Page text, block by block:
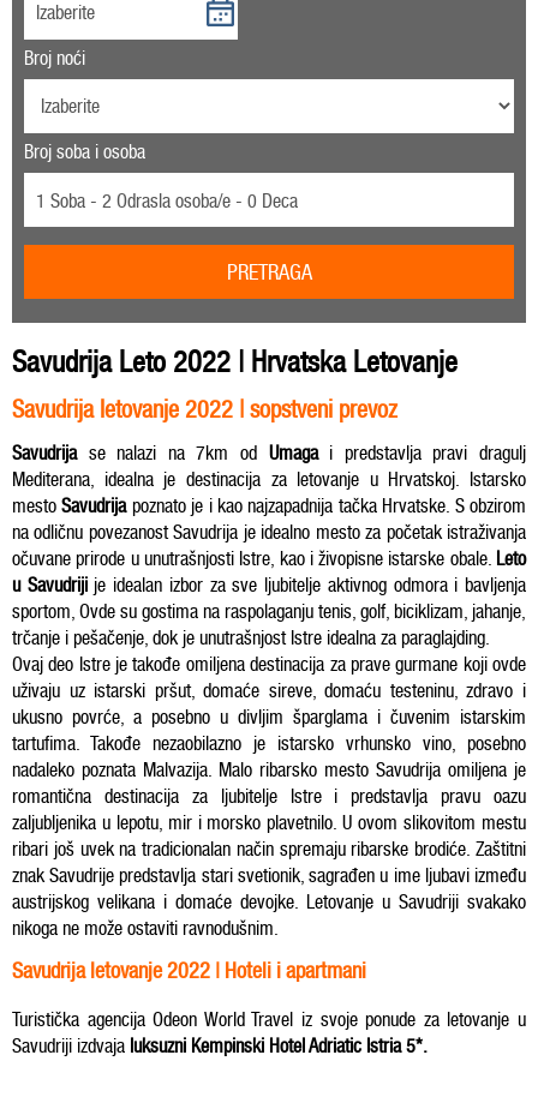
Broj noći
Broj soba i osoba
1 Soba - 2 Odrasla osoba/e - 0 Deca
PRETRAGA
Savudrija Leto 2022 | Hrvatska Letovanje
Savudrija letovanje 2022 | sopstveni prevoz
Savudrijase nalazi na 7km od Umagai predstavlja pravi dragulj
Mediterana, idealna je destinacija za letovanje u Hrvatskoj. Istarsko
mesto Savudrijapoznato je i kao najzapadnija tačka Hrvatske. S obzirom
na odličnu povezanost Savudrija je idealno mesto za početak istraživanja
očuvane prirode u unutrašnjosti Istre, kao i živopisne istarske obale. Leto
u Savudriji je idealan izbor za sve ljubitelje aktivnog odmora i bavljenja
sportom, Ovde su gostima na raspolaganju tenis, golf, biciklizam, jahanje,
trčanje i pešačenje, dok je unutrašnjost Istre idealna za paraglajding.
Ovaj deo Istre je takođe omiljena destinacija za prave gurmane koji ovde
uživaju uz istarski pršut, domaće sireve, domaću testeninu, zdravo i
ukusno povrće, a posebno u divljim šparglama i čuvenim istarskim
tartufima. Takođe nezaobilazno je istarsko vrhunsko vino, posebno
nadaleko poznata Malvazija. Malo ribarsko mesto Savudrija omiljena je
romantična destinacija za ljubitelje Istre i predstavlja pravu oazu
zaljubljenika u lepotu, mir i morsko plavetnilo. U ovom slikovitom mestu
ribari još uvek na tradicionalan način spremaju ribarske brodiće. Zaštitni
znak Savudrije predstavlja stari svetionik, sagrađen u ime ljubavi između
austrijskog velikana i domaće devojke. Letovanje u Savudriji svakako
nikoga ne može ostaviti ravnodušnim.
Savudrija letovanje 2022 | Hoteli i apartmani
Turistička agencija Odeon World Travel iz svoje ponude za letovanje u
Savudriji izdvaja luksuzni Kempinski Hotel Adriatic Istria 5*.